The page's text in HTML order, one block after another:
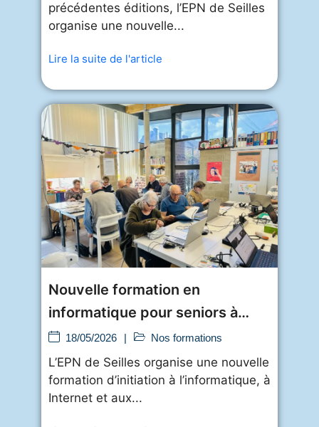
précédentes éditions, l’EPN de Seilles
organise une nouvelle...
Lire la suite de l'article
Nouvelle formation en
informatique pour seniors à
l’EPN de Seilles
18/05/2026 | Nos formations
L’EPN de Seilles organise une nouvelle
formation d’initiation à l’informatique, à
Internet et aux...